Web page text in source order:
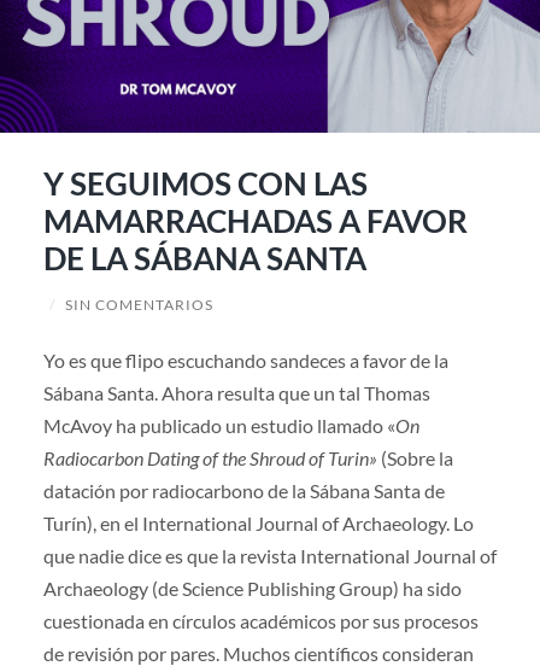
Y SEGUIMOS CON LAS
MAMARRACHADAS A FAVOR
DE LA SÁBANA SANTA
/ SIN COMENTARIOS
Yo es que flipo escuchando sandeces a favor de la
Sábana Santa. Ahora resulta que un tal Thomas
McAvoy ha publicado un estudio llamado «On
Radiocarbon Dating of the Shroud of Turin» (Sobre la
datación por radiocarbono de la Sábana Santa de
Turín), en el International Journal of Archaeology. Lo
que nadie dice es que la revista International Journal of
Archaeology (de Science Publishing Group) ha sido
cuestionada en círculos académicos por sus procesos
de revisión por pares. Muchos científicos consideran